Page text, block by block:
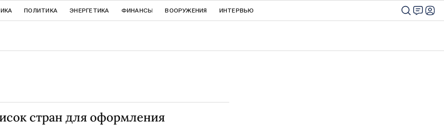
ПОЛИТИКА ЭНЕРГЕТИКА ФИНАНСЫ ВООРУЖЕНИЯ ИНТЕРВЬЮ
стран для оформления